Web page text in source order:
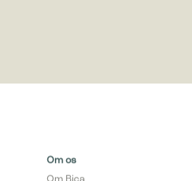
Om os
Om Bica